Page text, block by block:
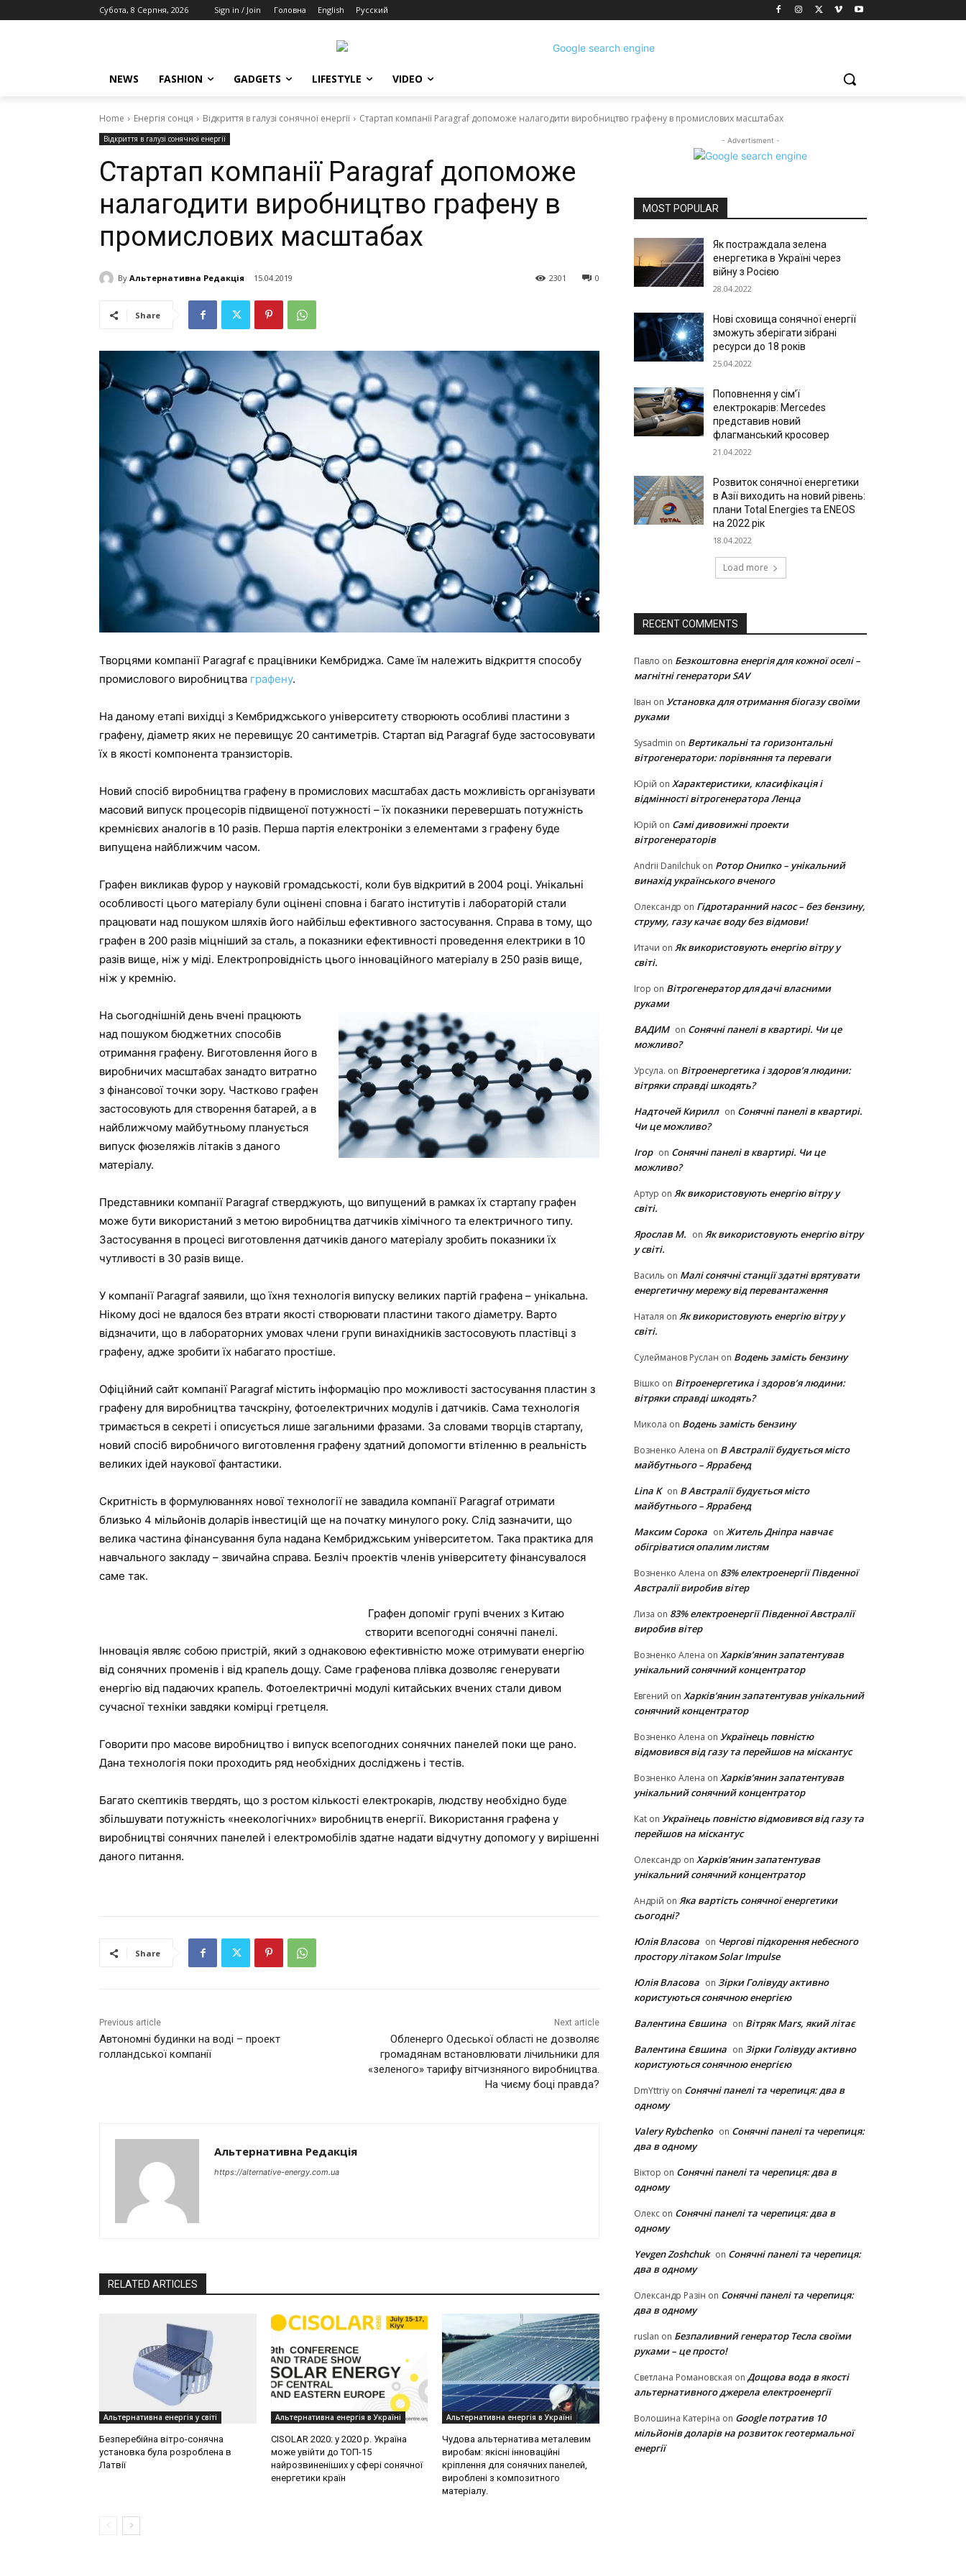
Субота, 8 Серпня, 2026 Sign in / Join Головна English Русский
NEWS FASHION GADGETS LIFESTYLE VIDEO
Home Енергія сонця Відкриття в галузі сонячної енергії Стартап компанії Paragraf допоможе налагодити виробництво графену в промислових масштабах
Відкриття в галузі сонячної енергії
Стартап компанії Paragraf допоможе
налагодити виробництво графену в
промислових масштабах
By Альтернативна Редакція 15.04.2019 0
2301
Share
Творцями компанії Paragraf є працівники Кембриджа. Саме їм належить відкриття способу
промислового виробництва графену.
На даному етапі вихідці з Кембриджського університету створюють особливі пластини з
графену, діаметр яких не перевищує 20 сантиметрів. Стартап від Paragraf буде застосовувати
їх в якості компонента транзисторів.
Новий спосіб виробництва графену в промислових масштабах дасть можливість організувати
масовий випуск процесорів підвищеної потужності – їх показники перевершать потужність
кремнієвих аналогів в 10 разів. Перша партія електроніки з елементами з графену буде
випущена найближчим часом.
Графен викликав фурор у науковій громадськості, коли був відкритий в 2004 році. Унікальні
особливості цього матеріалу були оцінені сповна і багато інститутів і лабораторій стали
працювати над пошуком шляхів його найбільш ефективного застосування. Справа в тому, що
графен в 200 разів міцніший за сталь, а показники ефективності проведення електрики в 10
разів вище, ніж у міді. Електропровідність цього інноваційного матеріалу в 250 разів вище,
ніж у кремнію.
На сьогоднішній день вчені працюють
над пошуком бюджетних способів
отримання графену. Виготовлення його в
виробничих масштабах занадто витратно
з фінансової точки зору. Частково графен
застосовують для створення батарей, а в
найближчому майбутньому планується
випуск фюзеляжів літаків з даного
матеріалу.
Представники компанії Paragraf стверджують, що випущений в рамках їх стартапу графен
може бути використаний з метою виробництва датчиків хімічного та електричного типу.
Застосування в процесі виготовлення датчиків даного матеріалу зробить показники їх
чутливості в 30 разів вище.
У компанії Paragraf заявили, що їхня технологія випуску великих партій графена – унікальна.
Нікому досі не вдалося без втрати якості створювати пластини такого діаметру. Варто
відзначити, що в лабораторних умовах члени групи винахідників застосовують пластівці з
графену, адже зробити їх набагато простіше.
Офіційний сайт компанії Paragraf містить інформацію про можливості застосування пластин з
графену для виробництва тачскріну, фотоелектричних модулів і датчиків. Сама технологія
тримається в секреті і описується лише загальними фразами. За словами творців стартапу,
новий спосіб виробничого виготовлення графену здатний допомогти втіленню в реальність
великих ідей наукової фантастики.
Скритність в формулюваннях нової технології не завадила компанії Paragraf отримати
близько 4 мільйонів доларів інвестицій ще на початку минулого року. Слід зазначити, що
велика частина фінансування була надана Кембриджським університетом. Така практика для
навчального закладу – звичайна справа. Безліч проектів членів університету фінансувалося
саме так.
Графен допоміг групі вчених з Китаю
створити всепогодні сонячні панелі.
Інновація являє собою пристрій, який з однаковою ефективністю може отримувати енергію
від сонячних променів і від крапель дощу. Саме графенова плівка дозволяє генерувати
енергію від падаючих крапель. Фотоелектричні модулі китайських вчених стали дивом
сучасної техніки завдяки комірці гретцеля.
Говорити про масове виробництво і випуск всепогодних сонячних панелей поки ще рано.
Дана технологія поки проходить ряд необхідних досліджень і тестів.
Багато скептиків твердять, що з ростом кількості електрокарів, людству необхідно буде
збільшувати потужність «неекологічних» виробництв енергії. Використання графена у
виробництві сонячних панелей і електромобілів здатне надати відчутну допомогу у вирішенні
даного питання.
Share
Previous article
Автономні будинки на воді – проект
голландської компанії
Next article
Обленерго Одеської області не дозволяє
громадянам встановлювати лічильники для
«зеленого» тарифу вітчизняного виробництва.
На чиєму боці правда?
Альтернативна Редакція
https://alternative-energy.com.ua
RELATED ARTICLES
Альтернативна енергія у світі
Безперебійна вітро-сонячна
установка була розроблена в
Латвії
Альтернативна енергія в Україні
CISOLAR 2020: у 2020 р. Україна
може увійти до ТОП-15
найрозвиненіших у сфері сонячної
енергетики країн
Альтернативна енергія в Україні
Чудова альтернатива металевим
виробам: якісні інноваційні
кріплення для сонячних панелей,
вироблені з композитного
матеріалу.
- Advertisment -
MOST POPULAR
Як постраждала зелена
енергетика в Україні через
війну з Росією
28.04.2022
Нові сховища сонячної енергії
зможуть зберігати зібрані
ресурси до 18 років
25.04.2022
Поповнення у сім’ї
електрокарів: Mercedes
представив новий
флагманський кросовер
21.04.2022
Розвиток сонячної енергетики
в Азії виходить на новий рівень:
плани Total Energies та ENEOS
на 2022 рік
18.04.2022
Load more
RECENT COMMENTS
Павло on Безкоштовна енергія для кожної оселі –
магнітні генератори SAV
Іван on Установка для отримання біогазу своїми
руками
Sysadmin on Вертикальні та горизонтальні
вітрогенератори: порівняння та переваги
Юрій on Характеристики, класифікація і
відмінності вітрогенератора Ленца
Юрій on Самі дивовижні проекти
вітрогенераторів
Andrii Danilchuk on Ротор Онипко – унікальний
винахід українського вченого
Олександр on Гідротаранний насос – без бензину,
струму, газу качає воду без відмови!
Итачи on Як використовують енергію вітру у
світі.
Ігор on Вітрогенератор для дачі власними
руками
ВАДИМ on Сонячні панелі в квартирі. Чи це
можливо?
Урсула. on Вітроенергетика і здоров’я людини:
вітряки cправді шкодять?
Надточей Кирилл on Сонячні панелі в квартирі.
Чи це можливо?
Ігор on Сонячні панелі в квартирі. Чи це
можливо?
Артур on Як використовують енергію вітру у
світі.
Ярослав М. on Як використовують енергію вітру
у світі.
Василь on Малі сонячні станції здатні врятувати
енергетичну мережу від перевантаження
Наталя on Як використовують енергію вітру у
світі.
Сулейманов Руслан on Водень замість бензину
Вішко on Вітроенергетика і здоров’я людини:
вітряки cправді шкодять?
Микола on Водень замість бензину
Возненко Алена on В Австралії будується місто
майбутнього – Яррабенд
Lina K on В Австралії будується місто
майбутнього – Яррабенд
Максим Сорока on Житель Дніпра навчає
обігріватися опалим листям
Возненко Алена on 83% електроенергії Південної
Австралії виробив вітер
Лиза on 83% електроенергії Південної Австралії
виробив вітер
Возненко Алена on Харків’янин запатентував
унікальний сонячний концентратор
Евгений on Харків’янин запатентував унікальний
сонячний концентратор
Возненко Алена on Українець повністю
відмовився від газу та перейшов на міскантус
Возненко Алена on Харків’янин запатентував
унікальний сонячний концентратор
Kat on Українець повністю відмовився від газу та
перейшов на міскантус
Олександр on Харків’янин запатентував
унікальний сонячний концентратор
Андрій on Яка вартість сонячної енергетики
сьогодні?
Юлія Власова on Чергові підкорення небесного
простору літаком Solar Impulse
Юлія Власова on Зірки Голівуду активно
користуються сонячною енергією
Валентина Євшина on Вітряк Mars, який літає
Валентина Євшина on Зірки Голівуду активно
користуються сонячною енергією
DmYttriy on Сонячні панелі та черепиця: два в
одному
Valery Rybchenko on Сонячні панелі та черепиця:
два в одному
Віктор on Сонячні панелі та черепиця: два в
одному
Олекс on Сонячні панелі та черепиця: два в
одному
Yevgen Zoshchuk on Сонячні панелі та черепиця:
два в одному
Олександр Разін on Сонячні панелі та черепиця:
два в одному
ruslan on Безпаливний генератор Тесла своїми
руками – це просто!
Светлана Романовская on Дощова вода в якості
альтернативного джерела електроенергії
Волошина Катеріна on Google потратив 10
мільйонів доларів на розвиток геотермальної
енергії